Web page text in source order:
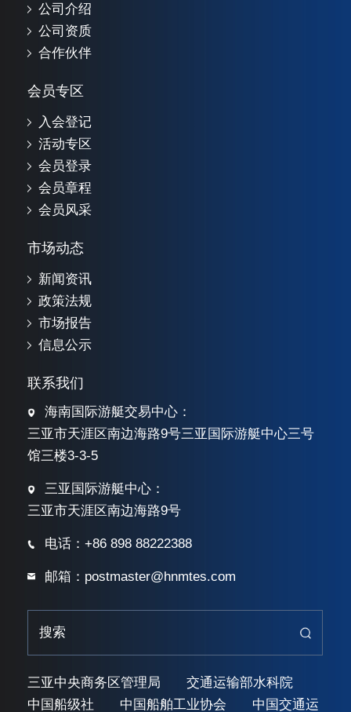
公司介绍
公司资质
合作伙伴
会员专区
入会登记
活动专区
会员登录
会员章程
会员风采
市场动态
新闻资讯
政策法规
市场报告
信息公示
联系我们
海南国际游艇交易中心：
三亚市天涯区南边海路9号三亚国际游艇中心三号
馆三楼3-3-5
三亚国际游艇中心：
三亚市天涯区南边海路9号
电话：+86 898 88222388
邮箱：postmaster@hnmtes.com
三亚中央商务区管理局
交通运输部水科院
中国船级社
中国船舶工业协会 中国交通运